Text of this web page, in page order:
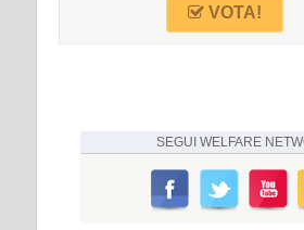
VOTA!
SEGUI WELFARE